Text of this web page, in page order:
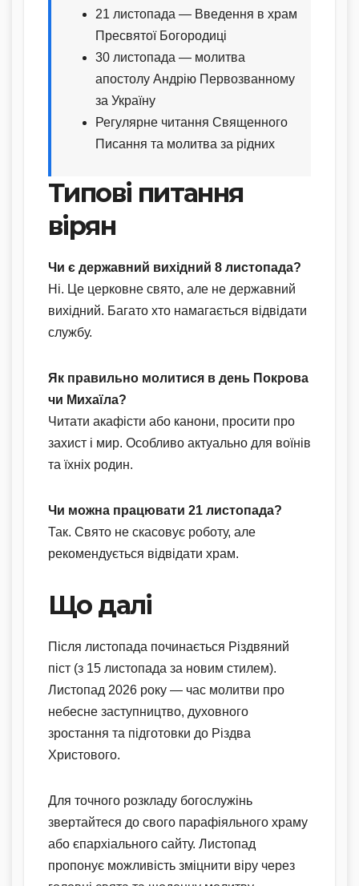
21 листопада — Введення в храм
Пресвятої Богородиці
30 листопада — молитва
апостолу Андрію Первозванному
за Україну
Регулярне читання Священного
Писання та молитва за рідних
Типові питання
вірян
Чи є державний вихідний 8 листопада?
Ні. Це церковне свято, але не державний
вихідний. Багато хто намагається відвідати
службу.
Як правильно молитися в день Покрова
чи Михаїла?
Читати акафісти або канони, просити про
захист і мир. Особливо актуально для воїнів
та їхніх родин.
Чи можна працювати 21 листопада?
Так. Свято не скасовує роботу, але
рекомендується відвідати храм.
Що далі
Після листопада починається Різдвяний
піст (з 15 листопада за новим стилем).
Листопад 2026 року — час молитви про
небесне заступництво, духовного
зростання та підготовки до Різдва
Христового.
Для точного розкладу богослужінь
звертайтеся до свого парафіяльного храму
або єпархіального сайту. Листопад
пропонує можливість зміцнити віру через